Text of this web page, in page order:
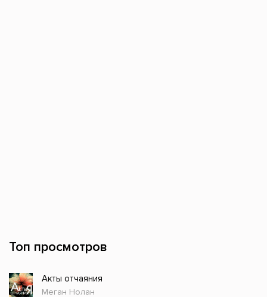
Топ просмотров
Акты отчаяния
Меган Нолан